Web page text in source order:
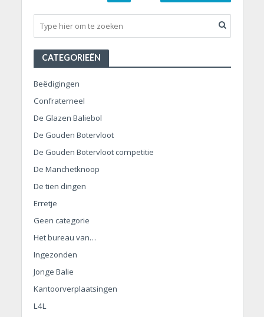
CATEGORIEËN
Beëdigingen
Confraterneel
De Glazen Baliebol
De Gouden Botervloot
De Gouden Botervloot competitie
De Manchetknoop
De tien dingen
Erretje
Geen categorie
Het bureau van…
Ingezonden
Jonge Balie
Kantoorverplaatsingen
L4L